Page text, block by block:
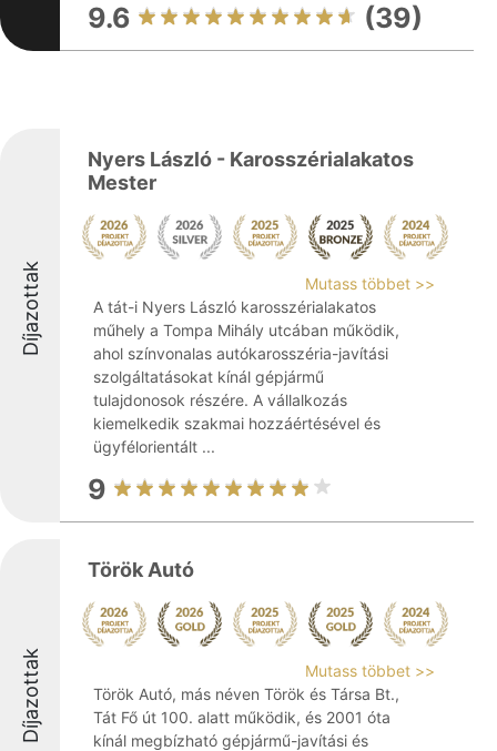
9.6 (39)
Díjazottak
Nyers László - Karosszérialakatos
Mester
Mutass többet >>
A tát-i Nyers László karosszérialakatos
műhely a Tompa Mihály utcában működik,
ahol színvonalas autókarosszéria-javítási
szolgáltatásokat kínál gépjármű
tulajdonosok részére. A vállalkozás
kiemelkedik szakmai hozzáértésével és
ügyfélorientált ...
9
Díjazottak
Török Autó
Mutass többet >>
Török Autó, más néven Török és Társa Bt.,
Tát Fő út 100. alatt működik, és 2001 óta
kínál megbízható gépjármű-javítási és